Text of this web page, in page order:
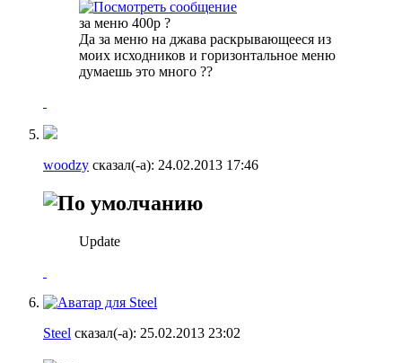
за меню 400р ?
Да за меню на джава раскрывающееся из
моих исходников и горизонтальное меню
думаешь это много ??
woodzy сказал(-а): 24.02.2013 17:46
Update
Steel сказал(-а): 25.02.2013 23:02